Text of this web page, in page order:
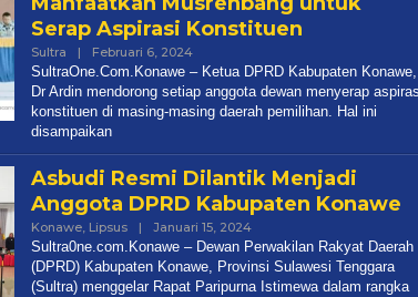
Serap Aspirasi Konstituen
Sultra | Februari 6, 2024Oleh
Redaksi
SultraOne.Com.Konawe – Ketua DPRD Kabupaten Konawe,
Dr Ardin mendorong setiap anggota dewan menyerap
konstituen di masing-masing daerah pemilihan. Hal ini
disampaikan
Asbudi Resmi Dilantik Menjadi
Anggota DPRD Kabupaten Konawe
Konawe, Lipsus | Januari 15, 2024Oleh
Redaksi
Sultra0ne.com.Konawe – Dewan Perwakilan Rakyat Daerah
(DPRD) Kabupaten Konawe, Provinsi Sulawesi Tenggara
(Sultra) menggelar Rapat Paripurna Istimewa dalam rangka